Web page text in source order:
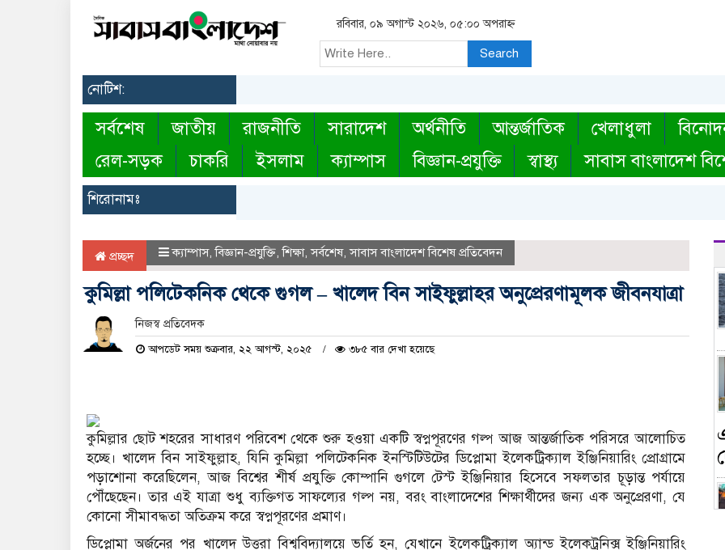
রবিবার, ০৯ অগাস্ট ২০২৬, ০৫:০০ অপরাহ্ন
Search
নোটিশ:
সর্বশেষ জাতীয় রাজনীতি সারাদেশ অর্থনীতি আন্তর্জাতিক খেলাধুলা
রেল-সড়ক
চাকরি ইসলাম ক্যাম্পাস বিজ্ঞান-প্রযুক্তি স্বাস্থ্য সাবাস বাংলাদেশ
শিরোনামঃ
প্রচ্ছদ ক্যাম্পাস,বিজ্ঞান-প্রযুক্তি,শিক্ষা,সর্বশেষ,সাবাস বাংলাদেশ বিশেষ প্রতিবেদন
কুমিল্লা পলিটেকনিক থেকে গুগল – খালেদ বিন সাইফুল্লাহর অনুপ্রেরণামূলক জীবনযাত্রা
নিজস্ব প্রতিবেদক
আপডেট সময় শুক্রবার, ২২ আগস্ট, ২০২৫ ৩৮৫ বার দেখা হয়েছে
কুমিল্লার ছোট শহরের সাধারণ পরিবেশ থেকে শুরু হওয়া একটি স্বপ্নপূরণের গল্প আজ আন্তর্জাতিক পরিসরে আলোচিত
হচ্ছে। খালেদ বিন সাইফুল্লাহ, যিনি কুমিল্লা পলিটেকনিক ইনস্টিটিউটের ডিপ্লোমা ইলেকট্রিক্যাল ইঞ্জিনিয়ারিং প্রোগ্রামে
পড়াশোনা করেছিলেন, আজ বিশ্বের শীর্ষ প্রযুক্তি কোম্পানি গুগলে টেস্ট ইঞ্জিনিয়ার হিসেবে সফলতার চূড়ান্ত পর্যায়ে
পৌঁছেছেন। তার এই যাত্রা শুধু ব্যক্তিগত সাফল্যের গল্প নয়, বরং বাংলাদেশের শিক্ষার্থীদের জন্য এক অনুপ্রেরণা, যে
কোনো সীমাবদ্ধতা অতিক্রম করে স্বপ্নপূরণের প্রমাণ।
ডিপ্লোমা অর্জনের পর খালেদ উত্তরা বিশ্ববিদ্যালয়ে ভর্তি হন, যেখানে ইলেকট্রিক্যাল অ্যান্ড ইলেকট্রনিক্স ইঞ্জিনিয়ারিং